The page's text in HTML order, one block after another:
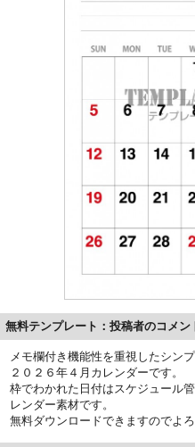
無料テンプレート：投稿者のコメン
メモ欄付き機能性を重視したシン
２０２６年４月カレンダーです。
枠でわかれた日付はスケジュール
レンダー素材です。
無料ダウンロードできますのでよ